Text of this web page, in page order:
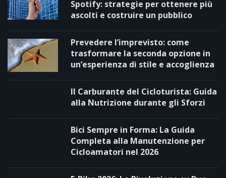
Spotify: strategie per ottenere più
ascolti e costruire un pubblico
Prevedere l’imprevisto: come
trasformare la seconda opzione in
un’esperienza di stile e accoglienza
Il Carburante del Cicloturista: Guida
alla Nutrizione durante gli Sforzi
Bici Sempre in Forma: La Guida
Completa alla Manutenzione per
Cicloamatori nel 2026